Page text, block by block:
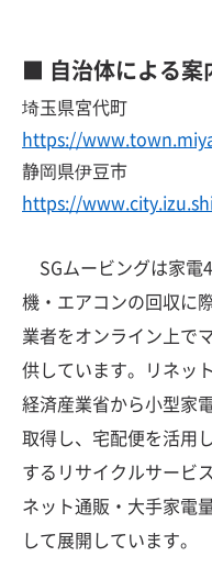
■ 自治体による案
埼玉県宮代町
https://
静岡県伊豆市
https://
SGムービングは家電
機・エアコンの回収に
業者をオンライン上で
供しています。リネッ
経済産業省から小型家
取得し、宅配便を活用
するリサイクルサービ
ネット通販・大手家電
して展開しています。